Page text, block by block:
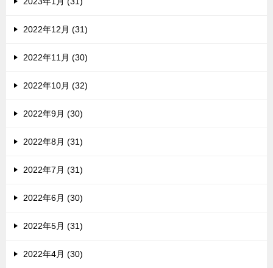
2022年12月 (31)
2022年11月 (30)
2022年10月 (32)
2022年9月 (30)
2022年8月 (31)
2022年7月 (31)
2022年6月 (30)
2022年5月 (31)
2022年4月 (30)